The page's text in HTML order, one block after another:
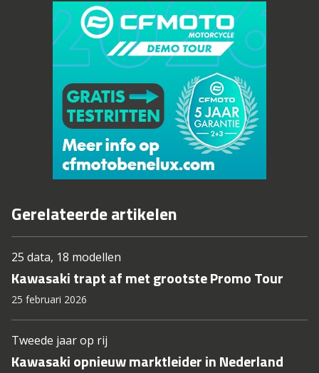
Gerelateerde artikelen
25 data, 18 modellen
Kawasaki trapt af met grootste Promo Tour
25 februari 2026
Tweede jaar op rij
Kawasaki opnieuw marktleider in Nederland